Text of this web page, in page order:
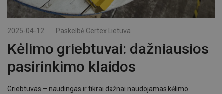
2025-04-12 Paskelbė Certex Lietuva
Kėlimo griebtuvai: dažniausios
pasirinkimo klaidos
Griebtuvas – naudingas ir tikrai dažnai naudojamas kėlimo